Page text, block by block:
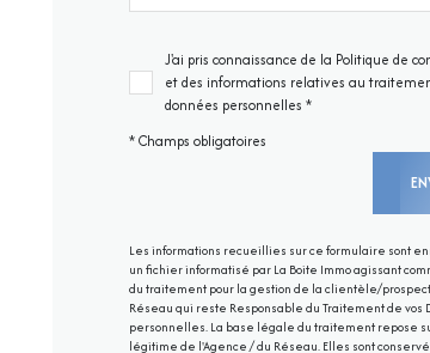
J'ai pris connaissance de la Politique de
et des informations relatives au
données personnelles *
* Champs obligatoires
Les informations recueillies sur ce formulaire sont
un fichier informatisé par La Boite Immo agissant
du traitement pour la gestion de la clientèle/
Réseau qui reste Responsable du Traitement de vos
personnelles. La base légale du traitement repose
légitime de l'Agence / du Réseau. Elles sont